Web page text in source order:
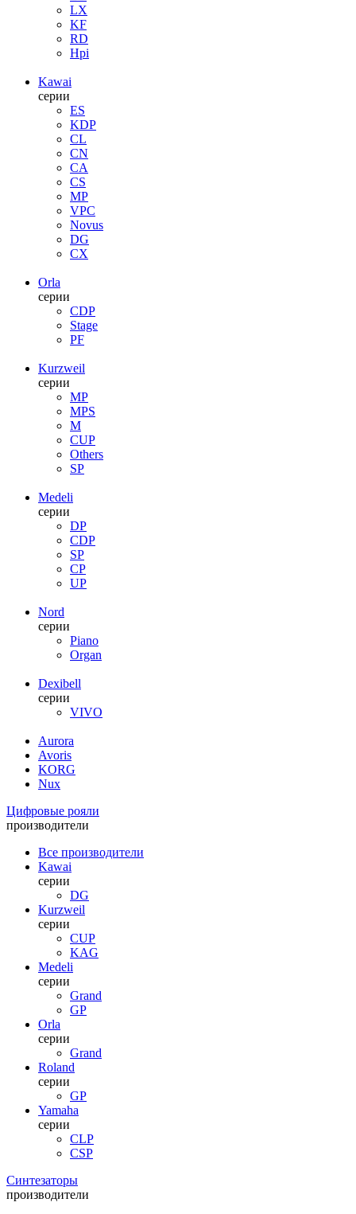
LX
KF
RD
Hpi
Kawai
серии
ES
KDP
CL
CN
CA
CS
MP
VPC
Novus
DG
CX
Orla
серии
CDP
Stage
PF
Kurzweil
серии
MP
MPS
M
CUP
Others
SP
Medeli
серии
DP
CDP
SP
CP
UP
Nord
серии
Piano
Organ
Dexibell
серии
VIVO
Aurora
Avoris
KORG
Nux
Цифровые рояли
производители
Все производители
Kawai
серии
DG
Kurzweil
серии
CUP
KAG
Medeli
серии
Grand
GP
Orla
серии
Grand
Roland
серии
GP
Yamaha
серии
CLP
CSP
Синтезаторы
производители